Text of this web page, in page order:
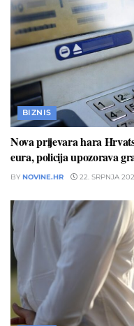
BIZNIS
Nova prijevara hara
eura, policija upozorava
BY NOVINE.HR 22. SRPNJA